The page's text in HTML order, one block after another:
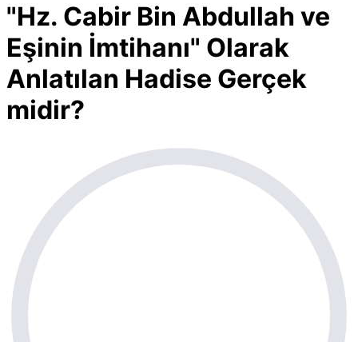
"Hz. Cabir Bin Abdullah ve
Eşinin İmtihanı" Olarak
Anlatılan Hadise Gerçek
midir?